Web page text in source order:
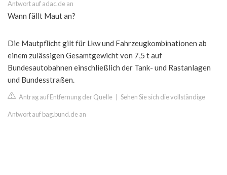
Antwort auf adac.de an
Wann fällt Maut an?
Die Mautpflicht gilt für Lkw und Fahrzeugkombinationen ab
einem zulässigen Gesamtgewicht von 7,5 t auf
Bundesautobahnen einschließlich der Tank- und Rastanlagen
und Bundesstraßen.
Antrag auf Entfernung der Quelle Sehen Sie sich die vollständige
Antwort auf bag.bund.de an